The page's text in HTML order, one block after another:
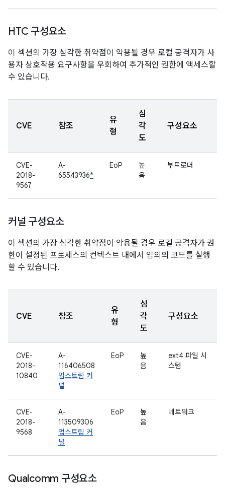
HTC 구성요소
이 섹션의 가장 심각한 취약점이 악용될 경우 로컬 공격자가 사
용자 상호작용 요구사항을 우회하여 추가적인 권한에 액세스할
수 있습니다.
CVE 참조
유
형
심
각
도
구성요소
CVE-
2018-
9567
A-
65543936*
EoP
높
음
부트로더
커널 구성요소
이 섹션의 가장 심각한 취약점이 악용될 경우 로컬 공격자가 권
한이 설정된 프로세스의 컨텍스트 내에서 임의의 코드를 실행
할 수 있습니다.
CVE 참조
유
형
심
각
도
구성요소
CVE-
2018-
10840
A-
116406508
업스트림 커
널
EoP
높
음
ext4 파일 시
스템
CVE-
2018-
9568
A-
113509306
업스트림 커
널
EoP
높
음
네트워크
Qualcomm 구성요소